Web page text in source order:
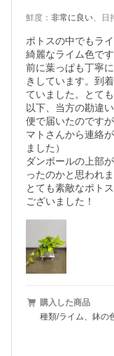
鮮度 ： 非常に良い、 日
ポトスの中でもラ
綺麗なライム色で
前に葉っぱも丁寧
きしています。到
ていました。とて
以下、当方の勘違
便で届いたのです
マトさんから連絡
ました）
ダンボールの上部
ったのかと思われま
とても素敵なポト
ございました！
購入した商品
種類/ライム、鉢の